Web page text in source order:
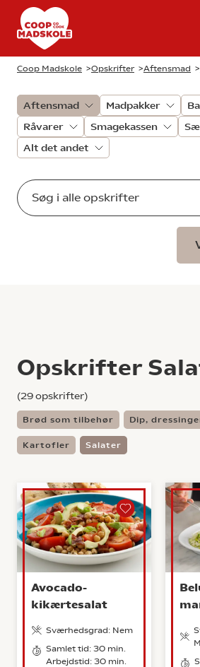
Coop Madskole >Opskrifter >Aftensmad >
Aftensmad Madpakker
Råvarer
Smagekassen
Alt det andet
Opskrifter
(29opskrifter)
Brød som tilbehør Dip,
Kartofler Salater
Avocado-
kikærtesalat
Sværhedsgrad: Nem
Samlet tid: 30 min.
Arbejdstid: 30 min.